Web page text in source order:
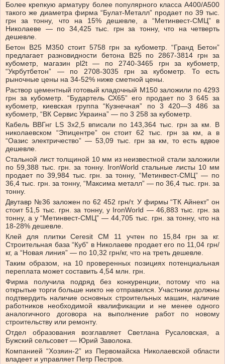
Более крепкую арматуру более популярного класса А400/А500
такого же диаметра фирма “Булат-Металл” продает по 39 тыс.
грн за тонну, что на 15% дешевле, а “Метинвест-СМЦ” в
Николаеве — по 34,425 тыс. грн за тонну, что на четверть
дешевле.
Бетон В25 М350 стоит 5758 грн за кубометр. “Гранд Бетон”
предлагает разновидности бетона В25 по 2867-3814 грн за
кубометр, магазин pl2t — по 2740-3465 грн за кубометр,
“Укрбутбетон” — по 2708-3035 грн за кубометр. То есть
рыночные цены на 34-52% ниже сметной цены.
Раствор цементный готовый кладочный М150 заложили по 4293
грн за кубометр. “Будартель СХ65” его продает по 3 645 за
кубометр, киевская группа “Кузнечная” по 3 420—3 486 за
кубометр, “ВК Сервис Украина” — по 3 258 за кубометр.
Кабель ВВГнг LS 3х2,5 вписали по 143,364 тыс. грн за км. В
николаевском “Эпицентре” он стоит 62 тыс. грн за км, а в
“Оазис электричество” — 53,09 тыс. грн за км, то есть вдвое
дешевле.
Стальной лист толщиной 10 мм из неизвестной стали заложили
по 59,388 тыс. грн. за тонну. IronWorld стальные листы 10 мм
продает по 39,984 тыс. грн. за тонну, “Метинвест-СМЦ” — по
36,4 тыс. грн. за тонну, “Максима металл” — по 36,4 тыс. грн. за
тонну.
Двутавр №36 заложен по 62 452 грн/т. У фирмы “ТК Айнект” он
стоит 51,5 тыс. грн. за тонну, у IronWorld — 46,883 тыс. грн. за
тонну, а у “Метинвест-СМЦ” — 44,705 тыс. грн. за тонну, что на
18-28% дешевле.
Клей для плитки Ceresit СМ 11 учтен по 15,84 грн за кг.
Строительная база “Куб” в Николаеве продает его по 11,04 грн/
кг, а “Новая линия” — по 10,32 грн/кг, что на треть дешевле.
Таким образом, на 10 проверенных позициях потенциальная
переплата может составить 4,54 млн. грн.
Фирма получила подряд без конкуренции, потому что на
открытые торги больше никто не отправился. Участники должны
подтвердить наличие основных строительных машин, наличие
работников необходимой квалификации и не менее одного
аналогичного договора на выполнение работ по новому
строительству или ремонту.
Отдел образования возглавляет Светлана Русаловская, а
Бужский сельсовет — Юрий Заволока.
Компанией “Хозяин-2” из Первомайска Николаевской области
владеет и управляет Петр Пестров.